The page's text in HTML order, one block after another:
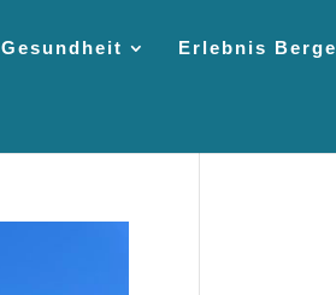
Gesundheit Erlebnis Berge